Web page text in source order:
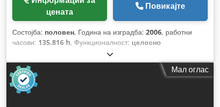
цената
Повикајте
Состојба: половен, Година на изградба: 2006, работни
часови: 135.816 h, Функционалност: целосно
Мал оглас